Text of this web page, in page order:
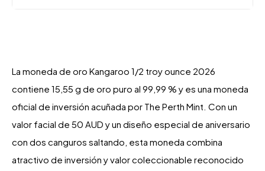
La moneda de oro Kangaroo 1/2 troy ounce 2026
contiene 15,55 g de oro puro al 99,99 % y es una moneda
oficial de inversión acuñada por The Perth Mint. Con un
valor facial de 50 AUD y un diseño especial de aniversario
con dos canguros saltando, esta moneda combina
atractivo de inversión y valor coleccionable reconocido